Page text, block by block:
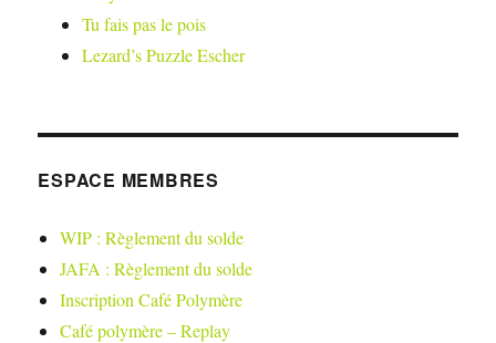
Tu fais pas le pois
Lezard’s Puzzle Escher
ESPACE MEMBRES
WIP : Règlement du solde
JAFA : Règlement du solde
Inscription Café Polymère
Café polymère – Replay